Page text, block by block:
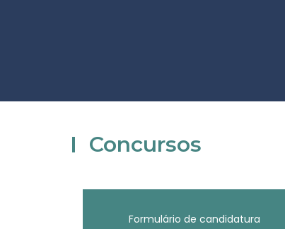
Concursos
Formulário de candidatura